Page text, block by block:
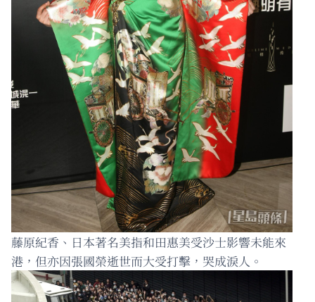
藤原紀香、日本著名美指和田惠美受沙士影響未能來
港，但亦因張國榮逝世而大受打擊，哭成淚人。 ​